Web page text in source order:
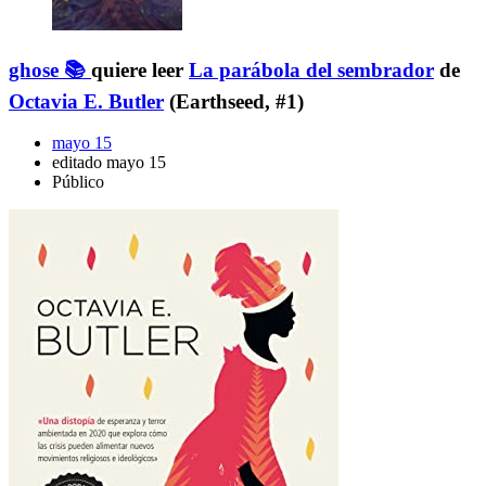
ghose 📚 quiere leer La parábola del sembrador de
Octavia E. Butler (Earthseed, #1)
mayo 15
editado mayo 15
Público